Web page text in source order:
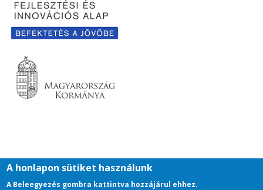
A honlapon sütiket használunk
A Beleegyezés gombra kattintva hozzájárul ehhez.